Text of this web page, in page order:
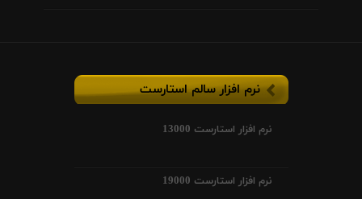
نرم افزار سالم استارست
نرم افزار استارست 13000
نرم افزار استارست 19000